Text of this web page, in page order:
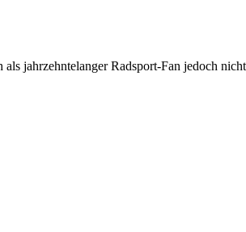
jahrzehntelanger Radsport-Fan jedoch nicht